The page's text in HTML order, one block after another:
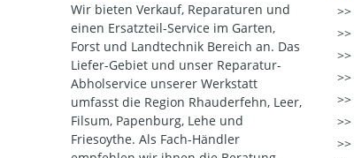
Wir bieten Verkauf, Reparaturen und
einen Ersatzteil-Service im Garten,
Forst und Landtechnik Bereich an. Das
Liefer-Gebiet und unser Reparatur-
Abholservice unserer Werkstatt
umfasst die Region Rhauderfehn, Leer,
Filsum, Papenburg, Lehe und
Friesoythe. Als Fach-Händler